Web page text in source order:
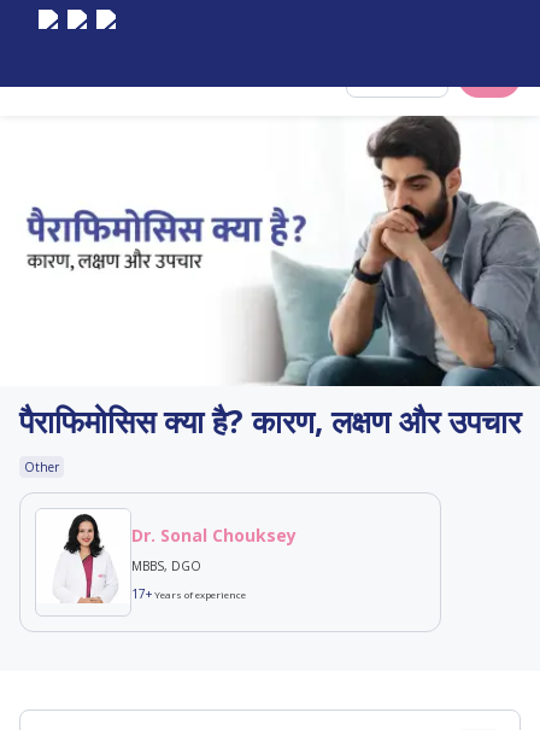
पैराफिमोसिस क्या है? कारण, लक्षण और उपचार
Other
Dr. Sonal Chouksey
MBBS, DGO
17+Years of experience